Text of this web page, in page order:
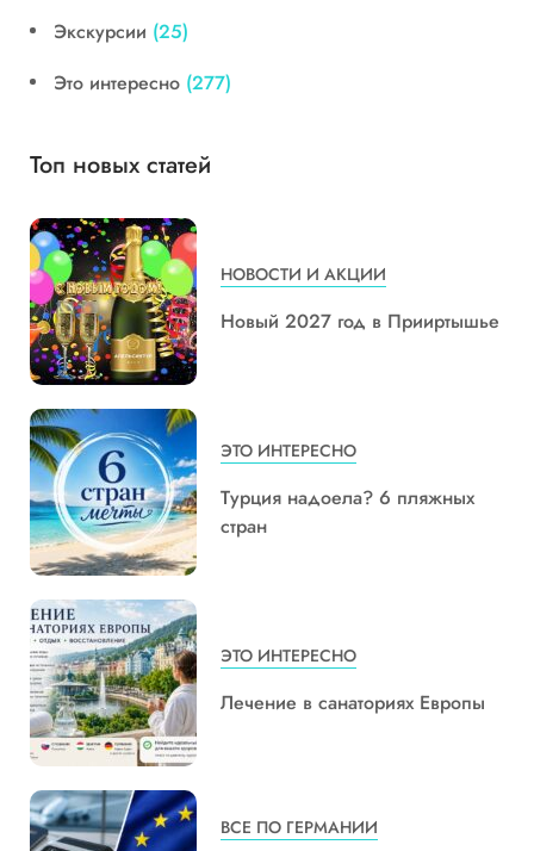
Экскурсии (25)
Это интересно (277)
Топ новых статей
НОВОСТИ И АКЦИИ
Новый 2027 год в Прииртышье
ЭТО ИНТЕРЕСНО
Турция надоела? 6 пляжных
стран
ЭТО ИНТЕРЕСНО
Лечение в санаториях Европы
ВСЕ ПО ГЕРМАНИИ